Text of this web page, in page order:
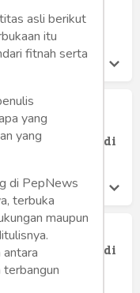
Dinas PU
Perusahaan
Satu Miliar di
Perusahaan
Satu Miliar di
asli berikut
itu
fitnah serta
yang
yang
di PepNews
terbuka
maupun
terbangun